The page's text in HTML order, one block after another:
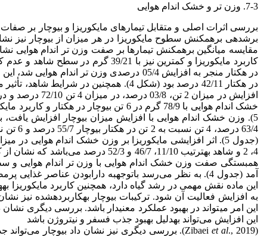
7-3. وزن تر و خشک اندام هوایی
برش
خشک اندام هوایی با 78/9 گرم در 6 تن بیوچار در هکتار و کاربرد مایکوریزا به
5). وزن خشک اندام هوایی با افزایش میزان بیوچار افزایش یافت، به
(جدول 5). اثر افزایشی مایکوریزا بر وزن خشک اندام هوایی در میزان 6 تن در هکتار بیوچار 64/17 درصد بود، در
4، 2 و شاهد به
همبستگی صفت وزن خشک اندام هوایی با وزن تر اندام هوایی و
آمد (جدول 4). به نظر می‌رسد با
توجهبه دارا بودن عناصر غذایی
این ماده نقش مهمی در رشد گیاه دارد، همچنین کاربرد مایکوریزا به
به افزایش فعالیت آن شود. ترکیبات بیوچار بهکار بردهشده نیز نشان
این امر میتواند در بهبود عملکرد معنی
این افزایش می‌تواند بهدلیل بهبود جذب فسفر و نیتروژن باشد
(Zibaei
et al., 2019). بررسی دیگری نیز نشان داد بیوچار می‌تواند جذب نیتروژن را از طریق تسریع در فرآیند نیترات